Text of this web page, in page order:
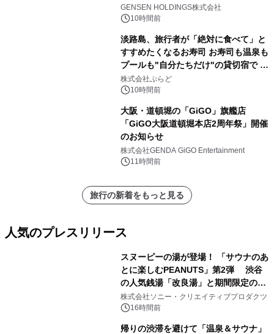
(土)より開催
GENSEN HOLDINGS株式会社
10時間前
淡路島、旅行者が「絶対に食べて」と
すすめたくなるお寿司 お寿司も温泉も
プールも"自分たちだけ"の貸切宿で 1
日1組限定「岩屋温泉 絵島別庭 海と
森」の握り寿司プラン
株式会社ぷらど
10時間前
大阪・道頓堀の「GiGO」旗艦店
「GiGO大阪道頓堀本店2周年祭」開催
のお知らせ
株式会社GENDA GiGO Entertainment
11時間前
旅行の新着をもっと見る
人気のプレスリリース
スヌーピーの湯が登場！ 「サウナのあ
とに楽しむPEANUTS」第2弾 渋谷
の人気銭湯「改良湯」と期間限定のコ
ラボレーション サウナイキタイコラ
ボグッズも発売決定！
株式会社ソニー・クリエイティブプロダクツ
16時間前
帰りの渋滞を避けて「温泉＆サウナ」